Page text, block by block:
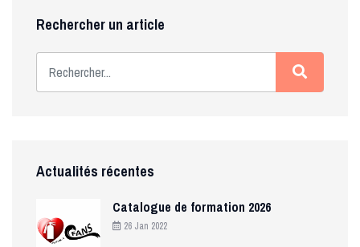
Rechercher un article
Actualités récentes
Catalogue de formation 2026
26 Jan 2022